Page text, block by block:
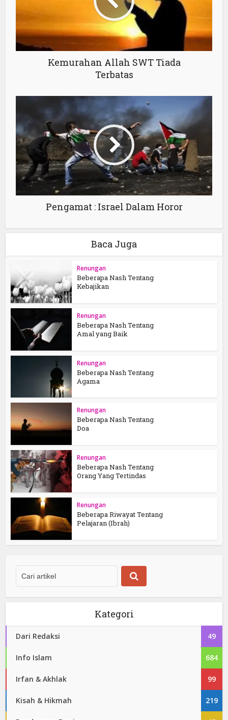
Kemurahan Allah SWT Tiada
Terbatas
Pengamat : Israel Dalam Horor
Baca Juga
Renungan
Beberapa Nash Tentang
Kebajikan
Renungan
Beberapa Nash Tentang
Amal yang Baik
Renungan
Beberapa Nash Tentang
Agama
Renungan
Beberapa Nash Tentang
Doa
Renungan
Beberapa Nash Tentang
Orang Yang Tertindas
Renungan
Beberapa Riwayat Tentang
Pelajaran (Ibrah)
Kategori
Dari Redaksi 49
Info Islam 684
Irfan & Akhlak 99
Kisah & Hikmah 219